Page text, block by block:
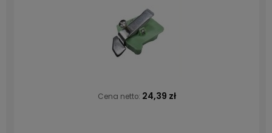
Cena netto: 24,39 zł